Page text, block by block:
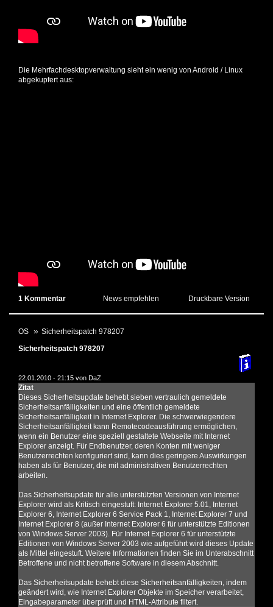
Die Mehrfachdesktopverwaltung sieht ein wenig von Android / Linux
abgekupfert aus:
1 Kommentar News empfehlen Druckbare Version
OS
Sicherheitspatch 978207
Sicherheitspatch 978207
22.01.2010 - 21:15 von DaZ
Zitat
Dieses Sicherheitsupdate behebt sieben vertraulich gemeldete
Sicherheitsanfälligkeiten und eine öffentlich gemeldete
Sicherheitsanfälligkeit in Internet Explorer. Die schwerwiegendere
Sicherheitsanfälligkeit kann Remotecodeausführung ermöglichen,
wenn ein Benutzer eine speziell gestaltete Webseite mit Internet
Explorer anzeigt. Für Endbenutzer, deren Konten mit weniger
Benutzerrechten konfiguriert sind, kann dies geringere Auswirkungen
haben als für Benutzer, die mit administrativen Benutzerrechten
arbeiten.
Das Sicherheitsupdate für alle unterstützten Versionen von Internet
Explorer wird als Kritisch eingestuft: Internet Explorer 5.01, Internet
Explorer 6, Internet Explorer 6 Service Pack 1, Internet Explorer 7 und
Internet Explorer 8 (außer Internet Explorer 6 für unterstützte Editionen
von Windows Server 2003). Für Internet Explorer 6 für unterstützte
Editionen von Windows Server 2003 wie aufgeführt wird dieses Update
als Mittel eingestuft. Weitere Informationen finden Sie im Unterabschnitt
Betroffene und nicht betroffene Software in diesem Abschnitt.
Das Sicherheitsupdate behebt diese Sicherheitsanfälligkeiten, indem
geändert wird, wie Internet Explorer Objekte im Speicher verarbeitet,
Eingabeparameter überprüft und HTML-Attribute filtert.